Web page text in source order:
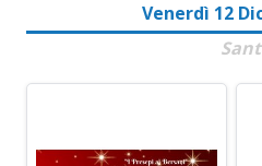
Venerdì 12